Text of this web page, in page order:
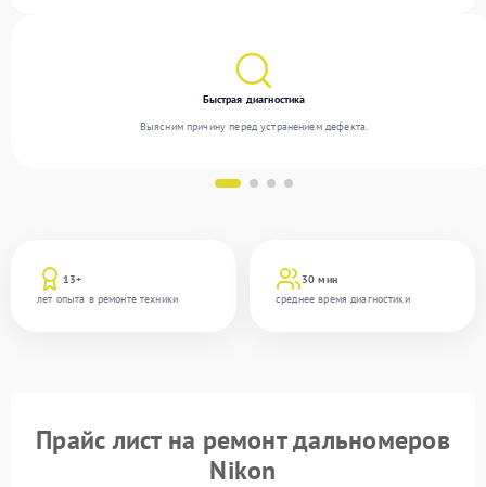
13+
лет опыта в ремонте техники
30 мин
среднее время диагностики
Быстрая диагностика
Выясним причину перед устранением дефекта.
Прайс лист на ремонт дальномеров
Nikon